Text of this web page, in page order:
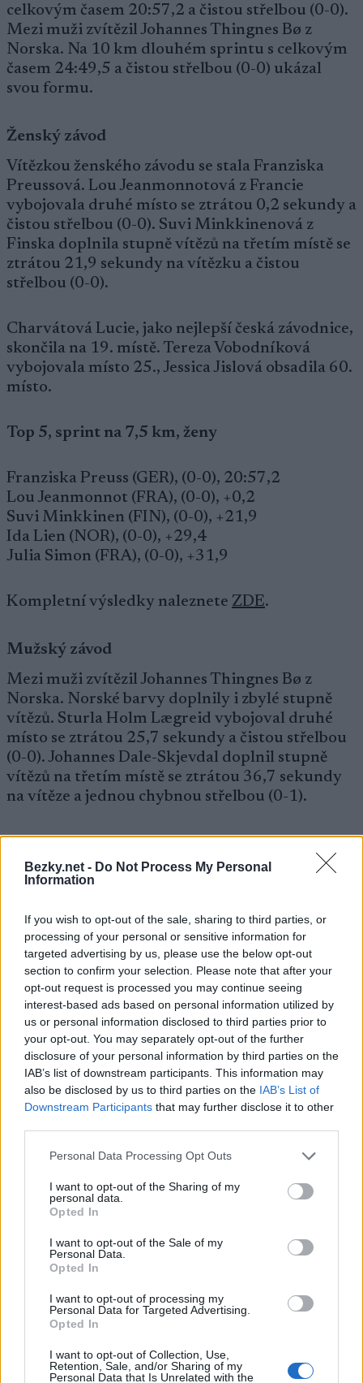
Bezky.net - Do Not Process My Personal
Information
If you wish to opt-out of the sale, sharing to third parties, or
processing of your personal or sensitive information for
targeted advertising by us, please use the below opt-out
section to confirm your selection. Please note that after your
opt-out request is processed you may continue seeing
interest-based ads based on personal information utilized by
us or personal information disclosed to third parties prior to
your opt-out. You may separately opt-out of the further
disclosure of your personal information by third parties on the
IAB’s list of downstream participants. This information may
also be disclosed by us to third parties on the IAB’s List of
Downstream Participants that may further disclose it to other
Please note that this website/app uses one or more Google
not limited to your visit or usage behaviour. You may click to
grant or deny consent to Google and its third-party tags to
use your data for below specified purposes in below Google
consent section.
Personal Data Processing Opt Outs
I want to opt-out of the Sharing of my
personal data.
Opted In
I want to opt-out of the Sale of my
Personal Data.
Opted In
I want to opt-out of processing my
Personal Data for Targeted Advertising.
Opted In
I want to opt-out of Collection, Use,
Retention, Sale, and/or Sharing of my
Personal Data that Is Unrelated with the
celkovým časem 20:57,2 a čistou střelbou (0-0).
Mezi muži zvítězil Johannes Thingnes Bø z
Norska. Na 10 km dlouhém sprintu s celkovým
časem 24:49,5 a čistou střelbou (0-0) ukázal
svou formu.
Ženský závod
Vítězkou ženského závodu se stala Franziska
Preussová. Lou Jeanmonnotová z Francie
vybojovala druhé místo se ztrátou 0,2 sekundy a
čistou střelbou (0-0). Suvi Minkkinenová z
Finska doplnila stupně vítězů na třetím místě se
ztrátou 21,9 sekundy na vítězku a čistou
střelbou (0-0).
Charvátová Lucie, jako nejlepší česká závodnice,
skončila na 19. místě. Tereza Vobodníková
vybojovala místo 25., Jessica Jislová obsadila 60.
místo.
Top 5, sprint na 7,5 km, ženy
Franziska Preuss (GER), (0-0), 20:57,2
Lou Jeanmonnot (FRA), (0-0), +0,2
Suvi Minkkinen (FIN), (0-0), +21,9
Ida Lien (NOR), (0-0), +29,4
Julia Simon (FRA), (0-0), +31,9
Kompletní výsledky naleznete ZDE.
Mužský závod
Mezi muži zvítězil Johannes Thingnes Bø z
Norska. Norské barvy doplnily i zbylé stupně
vítězů. Sturla Holm Lægreid vybojoval druhé
místo se ztrátou 25,7 sekundy a čistou střelbou
(0-0). Johannes Dale-Skjevdal doplnil stupně
vítězů na třetím místě se ztrátou 36,7 sekundy
na vítěze a jednou chybnou střelbou (0-1).
Nejlepším českým závodníkem byl na 21. místě
Vítězslav Hornig. Michal Krčmář obsadil 23.
místo.
Top 5, sprint na 10 km, muži
Johannes Thingnes Bø (NOR), (0-0), 24:49.5
Sturla Holm Lægreid (NOR), (0-0), +25.7
Johannes Dale-Skjevdal (NOR), (0-1), +36,7
Isak Frey (NOR), (0-1), +46,6
Vebjørn Sørum (NOR), (1-1), +59,8
Kompletní výsledky nalezneteZDE.
ze světa lyžování? Přečtěte siaktuální info pro
běžkaře.
STAŇTE SE ČLENEM ZDE